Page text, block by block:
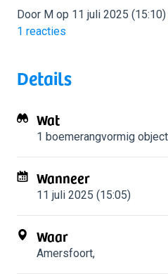
Door M op 11 juli 2025 (15:10)
1 reacties
Details
Wat
1 boemerangvormig object
Wanneer
11 juli 2025 (15:05)
Waar
Amersfoort,